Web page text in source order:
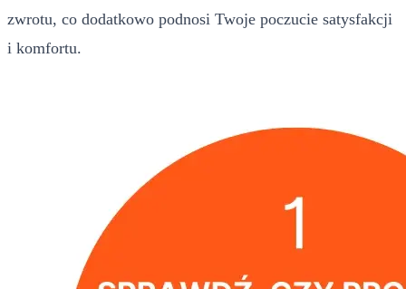
zwrotu, co dodatkowo podnosi Twoje poczucie satysfakcji
i komfortu.